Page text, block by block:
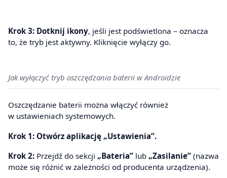
Krok 3: Dotknij ikony, jeśli jest podświetlona – oznacza
to, że tryb jest aktywny. Kliknięcie wyłączy go.
Jak wyłączyć tryb oszczędzania baterii w Androidzie
Oszczędzanie baterii można włączyć również
w ustawieniach systemowych.
Krok 1: Otwórz aplikację „Ustawienia”.
Krok 2: Przejdź do sekcji „Bateria” lub „Zasilanie” (nazwa
może się różnić w zależności od producenta urządzenia).